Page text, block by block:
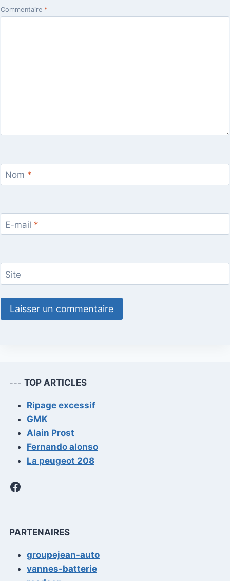
Commentaire *
Nom *
E-mail *
Site
--- TOP ARTICLES
Ripage excessif
GMK
Alain Prost
Fernando alonso
La peugeot 208
Facebook
PARTENAIRES
groupejean-auto
vannes-batterie